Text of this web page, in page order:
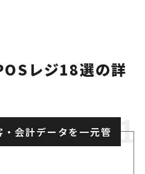
で対応レジ18選の詳
会計データを一元管